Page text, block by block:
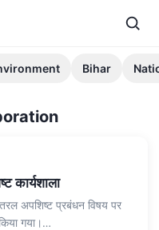
Bihar
कार्यशाला
अपशिष्ट प्रबंधन विषय पर
गया।…